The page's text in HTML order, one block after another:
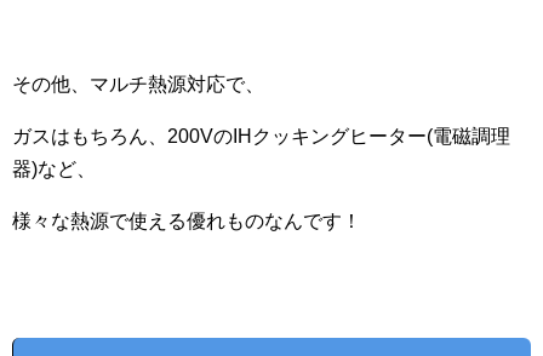
その他、マルチ熱源対応で、
ガスはもちろん、200VのIHクッキングヒーター(電磁調理
器)など、
様々な熱源で使える優れものなんです！